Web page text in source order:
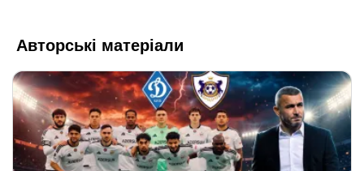
Авторські матеріали